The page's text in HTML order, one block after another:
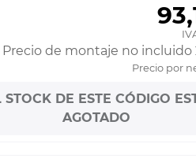
Precio de montaje no incluido
Precio por
STOCK DE ESTE CÓDIGO
AGOTADO